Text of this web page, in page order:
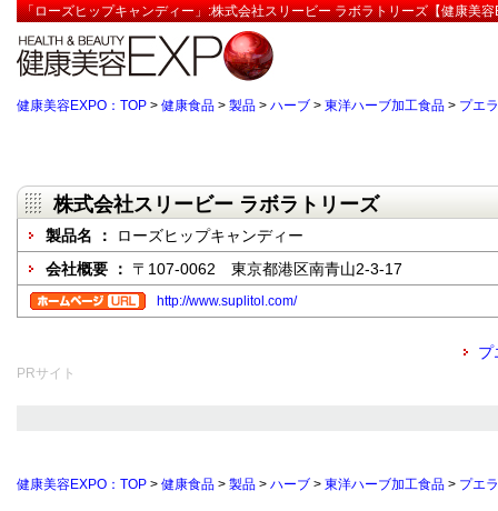
「ローズヒップキャンディー」:株式会社スリービー ラボラトリーズ【健康美容
健康美容EXPO：TOP > 健康食品 > 製品 > ハーブ > 東洋ハーブ加工食品 > プエ
株式会社スリービー ラボラトリーズ
製品名 ：
ローズヒップキャンディー
会社概要 ： 〒107-0062 東京都港区南青山2-3-17
http://www.suplitol.com/
プ
PRサイト
健康美容EXPO：TOP > 健康食品 > 製品 > ハーブ > 東洋ハーブ加工食品 > プエ